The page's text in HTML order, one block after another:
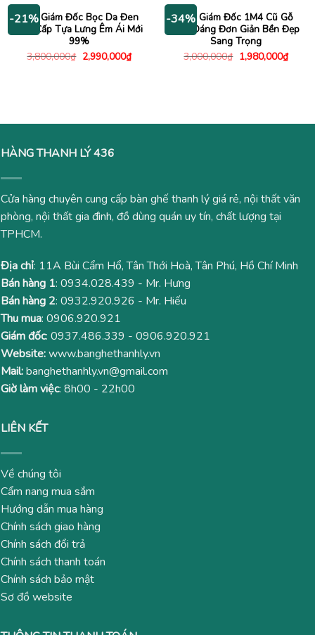
1,680,000₫.
-21%
Ghế Giám Đốc Bọc Da Đen
Cao Cấp Tựa Lưng Êm Ái Mới
99%
3,800,000₫ Giá
gốc
2,990,000₫Giá
hiện
-34%
Bàn Giám Đốc 1M4 Cũ Gỗ
Kiểu Dáng Đơn Giản Bền Đẹp
Sang Trọng
3,000,000₫ Giá
gốc
1,980,000₫Giá
hiện
HÀNG THANH LÝ 436
Cửa hàng chuyên cung cấp bàn ghế thanh lý giá rẻ, nội thất văn
phòng, nội thất gia đình, đồ dùng quán uy tín, chất lượng tại
TPHCM.
Địa chỉ: 11A Bùi Cẩm Hổ, Tân Thới Hoà, Tân Phú, Hồ Chí Minh
Bán hàng 1: 0934.028.439 - Mr. Hưng
Bán hàng 2: 0932.920.926 - Mr. Hiếu
Thu mua: 0906.920.921
Giám đốc: 0937.486.339 - 0906.920.921
Website:www.banghethanhly.vn
Mail:banghethanhly.vn@gmail.com
Giờ làm việc: 8h00 - 22h00
LIÊN KẾT
Về chúng tôi
Cẩm nang mua sắm
Hướng dẫn mua hàng
Chính sách giao hàng
Chính sách đổi trả
Chính sách thanh toán
Chính sách bảo mật
Sơ đồ website